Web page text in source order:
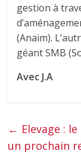
gestion à
(Anaim).
géant SMB
Avec J.A
← Elevage :
un prochain